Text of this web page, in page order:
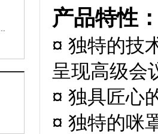
产品特性
¤ 独特的技
呈现高级会
¤ 独具匠心
¤ 独特的咪